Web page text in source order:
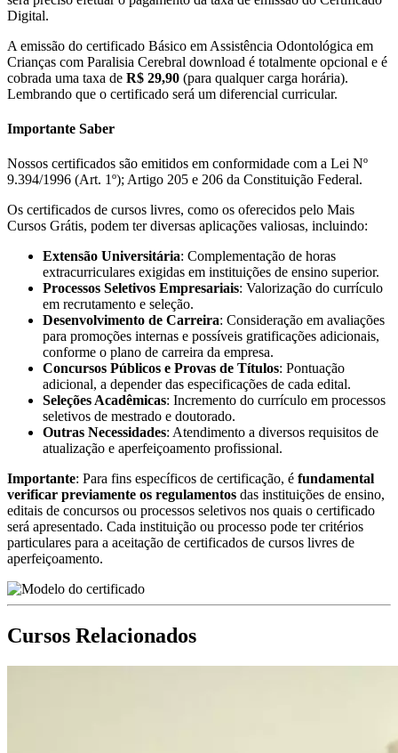
Digital.
A emissão do certificado Básico em Assistência Odontológica em
Crianças com Paralisia Cerebral download é totalmente opcional e é
cobrada uma taxa de R$ 29,90 (para qualquer carga horária).
Lembrando que o certificado será um diferencial curricular.
Importante Saber
Nossos certificados são emitidos em conformidade com a Lei Nº
9.394/1996 (Art. 1º); Artigo 205 e 206 da Constituição Federal.
Os certificados de cursos livres, como os oferecidos pelo Mais
Cursos Grátis, podem ter diversas aplicações valiosas, incluindo:
Extensão Universitária: Complementação de horas
extracurriculares exigidas em instituições de ensino superior.
Processos Seletivos Empresariais: Valorização do currículo
em recrutamento e seleção.
Desenvolvimento de Carreira: Consideração em avaliações
para promoções internas e possíveis gratificações adicionais,
conforme o plano de carreira da empresa.
Concursos Públicos e Provas de Títulos: Pontuação
adicional, a depender das especificações de cada edital.
Seleções Acadêmicas: Incremento do currículo em processos
seletivos de mestrado e doutorado.
Outras Necessidades: Atendimento a diversos requisitos de
atualização e aperfeiçoamento profissional.
Importante: Para fins específicos de certificação, é fundamental
verificar previamente os regulamentos das instituições de ensino,
editais de concursos ou processos seletivos nos quais o certificado
será apresentado. Cada instituição ou processo pode ter critérios
particulares para a aceitação de certificados de cursos livres de
aperfeiçoamento.
Cursos Relacionados